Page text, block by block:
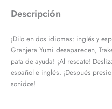
Descripción
¡Dilo en dos idiomas: inglés y
Granjera Yumi desaparecen,
pata de ayuda! ¡Al rescate!
español e inglés. ¡Después
sonidos!